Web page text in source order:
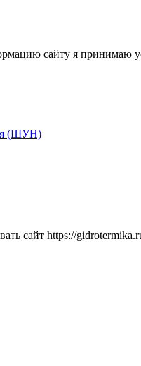
сайту я принимаю
(ШУН)
сайт https://